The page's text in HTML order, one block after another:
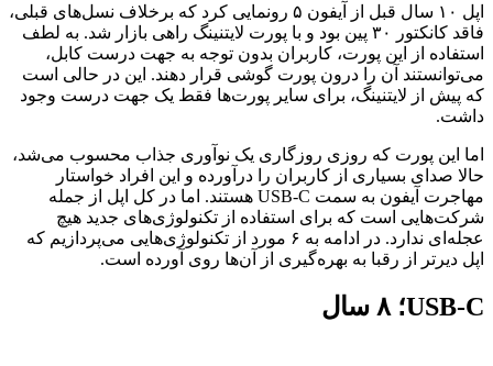
اپل ۱۰ سال قبل از آیفون ۵ رونمایی کرد که برخلاف نسل‌های قبلی،
فاقد کانکتور ۳۰ پین بود و با پورت لایتنینگ راهی بازار شد. به لطف
استفاده از این پورت، کاربران بدون توجه به جهت درست کابل،
می‌توانستند آن را درون پورت گوشی قرار دهند. این در حالی است
که پیش از لایتنینگ، برای سایر پورت‌ها فقط یک جهت درست وجود
داشت.
اما این پورت که روزی روزگاری یک نوآوری جذاب محسوب می‌شد،
حالا صدای بسیاری از کاربران را درآورده و این افراد خواستار
مهاجرت آیفون به سمت USB-C هستند. اما در کل اپل از جمله
شرکت‌هایی است که برای استفاده از تکنولوژی‌های جدید هیچ
عجله‌ای ندارد. در ادامه به ۶ مورد از تکنولوژی‌هایی می‌پردازیم که
اپل دیرتر از رقبا به بهره‌گیری از آن‌ها روی آورده است.
USB-C؛ ۸ سال